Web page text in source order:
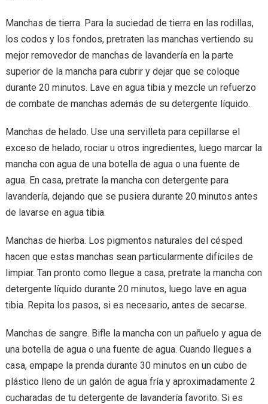
Manchas de tierra. Para la suciedad de tierra en las rodillas,
los codos y los fondos, pretraten las manchas vertiendo su
mejor removedor de manchas de lavandería en la parte
superior de la mancha para cubrir y dejar que se coloque
durante 20 minutos. Lave en agua tibia y mezcle un refuerzo
de combate de manchas además de su detergente líquido.
Manchas de helado. Use una servilleta para cepillarse el
exceso de helado, rociar u otros ingredientes, luego marcar la
mancha con agua de una botella de agua o una fuente de
agua. En casa, pretrate la mancha con detergente para
lavandería, dejando que se pusiera durante 20 minutos antes
de lavarse en agua tibia.
Manchas de hierba. Los pigmentos naturales del césped
hacen que estas manchas sean particularmente difíciles de
limpiar. Tan pronto como llegue a casa, pretrate la mancha con
detergente líquido durante 20 minutos, luego lave en agua
tibia. Repita los pasos, si es necesario, antes de secarse.
Manchas de sangre. Bifle la mancha con un pañuelo y agua de
una botella de agua o una fuente de agua. Cuando llegues a
casa, empape la prenda durante 30 minutos en un cubo de
plástico lleno de un galón de agua fría y aproximadamente 2
cucharadas de tu detergente de lavandería favorito. Si es